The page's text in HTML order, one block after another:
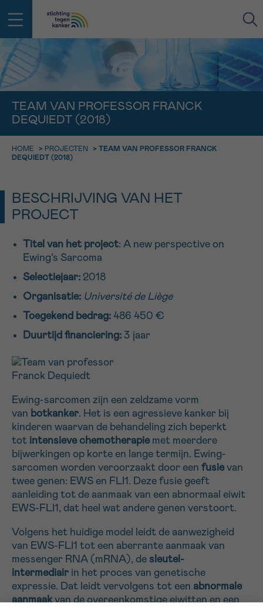
TEAM VAN PROFESSOR FRANCK
DEQUIEDT (2018)
HOME > PROJECTEN > TEAM VAN PROFESSOR FRANCK
DEQUIEDT (2018)
BESCHRIJVING VAN HET
PROJECT
Titel van het project: A new perspective on
Ewing’s Sarcoma
Selectiejaar: 2018
Organisatie: Université de Liège
Toegekend bedrag: 486 450 €
Duurtijd financiering: 3 jaar
Ewing-sarcomen zijn een zeldzame vorm
van botkanker. Het is een agressieve kanker bij
kinderen waarvan de behandeling zich beperkt
tot intensieve chemotherapie met meerdere
bijwerkingen op korte en lange termijn. Ewing-
sarcomen worden veroorzaakt door een fusievan
twee genen: EWS en FLI1. Deze fusie geeft
aanleiding tot de aanmaak van een abnormaal eiwit
EWS-FLI1, dat heel wat andere genen verstoort.
Volgens het huidige model leidt de aanwezigheid
van EWS-FLI1 tot een aberrante aanmaak van
messenger RNA (mRNA), de sleutel-
intermediair in het proces van genetische
expressie. Dat leidt vervolgens tot een abnormale
aanmaak van de overeenkomstige eiwitten en een
NAAM
VOORNAAM
IN DE STRIJD TEGEN KANKER STA
Professionele medewerkers beantwoorden je vragen
Via ons
contactformulier
Meer weten over Kankerinfo
geen enkele diagnose
TERUG
NAAM
EMAIL
MIJN VRAAG
Ja, stuur mij de nieuwsbrief
Ik aanvaard degebruiksvoorwaarden
Sturen
TERUG
Afspraak Vraag Gegevens Bevestiging
9h-11h
13h-16h
16h-18h
Verder